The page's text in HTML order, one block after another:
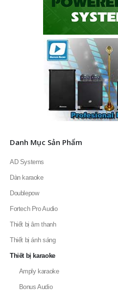
Danh Mục Sản Phẩm
AD Systems
Dàn karaoke
Doublepow
Fortech Pro Audio
Thiết bị âm thanh
Thiết bị ánh sáng
Thiết bị karaoke
Amply karaoke
Bonus Audio